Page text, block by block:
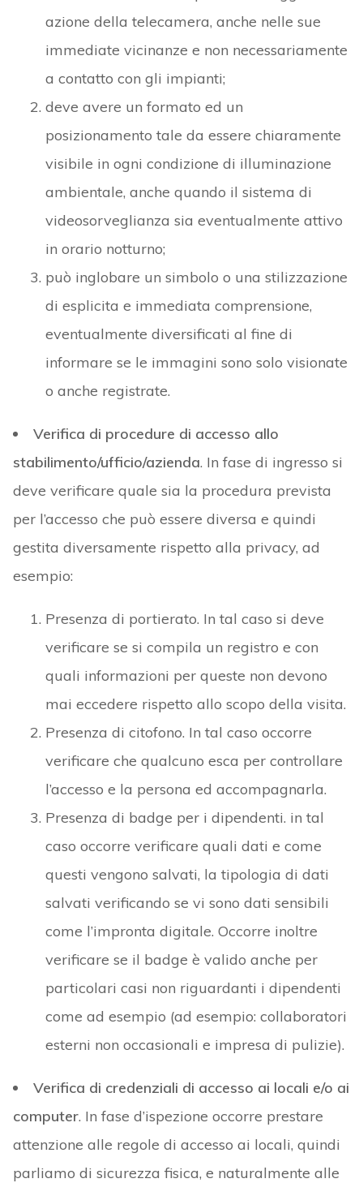
azione della telecamera, anche nelle sue
immediate vicinanze e non necessariamente
a contatto con gli impianti;
deve avere un formato ed un
posizionamento tale da essere chiaramente
visibile in ogni condizione di illuminazione
ambientale, anche quando il sistema di
videosorveglianza sia eventualmente attivo
in orario notturno;
può inglobare un simbolo o una stilizzazione
di esplicita e immediata comprensione,
eventualmente diversificati al fine di
informare se le immagini sono solo visionate
o anche registrate.
Verifica di procedure di accesso allo
stabilimento/ufficio/azienda. In fase di ingresso si
deve verificare quale sia la procedura prevista
per l’accesso che può essere diversa e quindi
gestita diversamente rispetto alla privacy, ad
esempio:
Presenza di portierato. In tal caso si deve
verificare se si compila un registro e con
quali informazioni per queste non devono
mai eccedere rispetto allo scopo della visita.
Presenza di citofono. In tal caso occorre
verificare che qualcuno esca per controllare
l’accesso e la persona ed accompagnarla.
Presenza di badge per i dipendenti. in tal
caso occorre verificare quali dati e come
questi vengono salvati, la tipologia di dati
salvati verificando se vi sono dati sensibili
come l’impronta digitale. Occorre inoltre
verificare se il badge è valido anche per
particolari casi non riguardanti i dipendenti
come ad esempio (ad esempio: collaboratori
esterni non occasionali e impresa di pulizie).
Verifica di credenziali di accesso ai locali e/o ai
computer. In fase d’ispezione occorre prestare
attenzione alle regole di accesso ai locali, quindi
parliamo di sicurezza fisica, e naturalmente alle